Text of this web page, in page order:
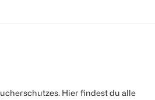
Hier findest du alle